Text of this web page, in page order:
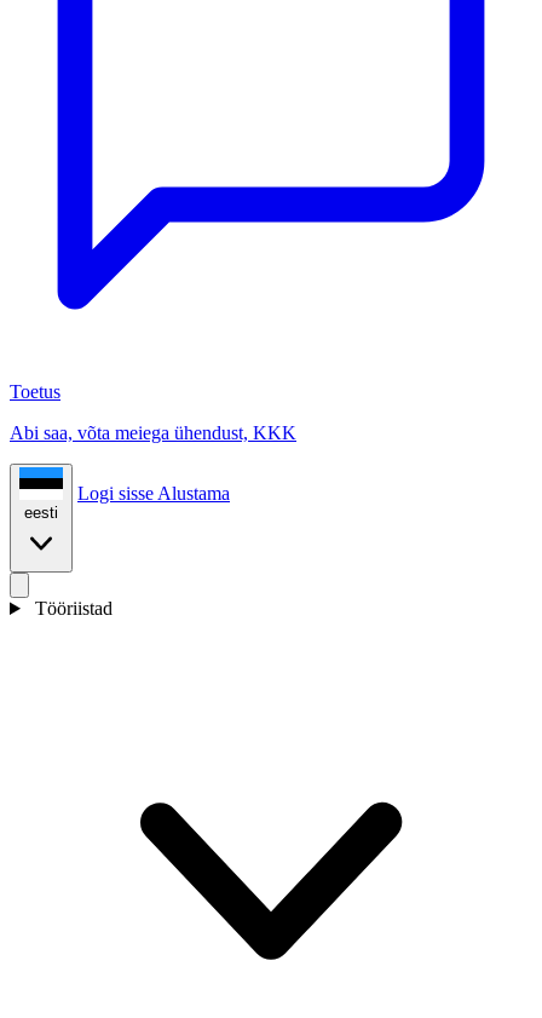
Toetus
Abi saa, võta meiega ühendust, KKK
eesti
Logi sisse Alustama
Tööriistad